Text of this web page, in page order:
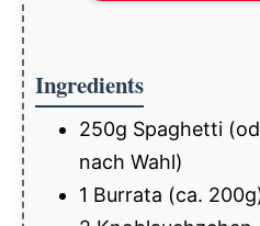
Ingredients
250g Spaghetti
nach Wahl)
1 Burrata (ca.